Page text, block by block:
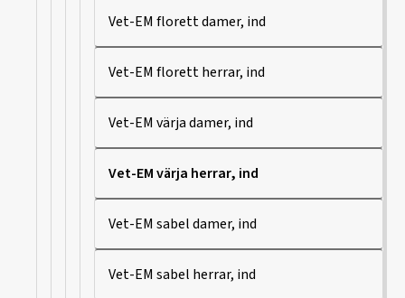
Vet-EM florett damer, ind
Vet-EM florett herrar, ind
Vet-EM värja damer, ind
Vet-EM värja herrar, ind
Vet-EM sabel damer, ind
Vet-EM sabel herrar, ind